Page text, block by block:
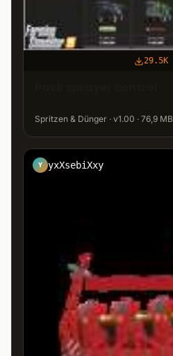
29.5K
Spritzen & Dünger · v1.00 · 76,9 MB
Y yxXsebiXxy